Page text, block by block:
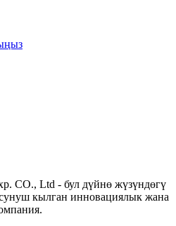
CO., Ltd - бул дүйнө жүзүндөгү
кылган инновациялык жана